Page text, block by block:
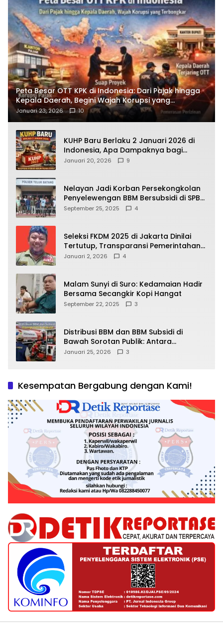
Peta Besar OTT KPK di Indonesia: Dari Pajak hingga
Kepala Daerah, Begini Wajah Korupsi yang
Terbongkar
Januari 23, 2026 10
KUHP Baru Berlaku 2 Januari 2026 di
Indonesia, Apa Dampaknya bagi
Kehidupan Warga? Ini Aturan Kunci
Januari 20, 2026 9
Nelayan Jadi Korban Persekongkolan
Penyelewengan BBM Bersubsidi di SPBU
64.78809 Teluk Batang
September 25, 2025 4
Seleksi FKDM 2025 di Jakarta Dinilai
Tertutup, Transparansi Pemerintahan
Pramono–Rano Dipertanyakan
Januari 2, 2026 4
Malam Sunyi di Suro: Kedamaian Hadir
Bersama Secangkir Kopi Hangat
September 22, 2025 3
Distribusi BBM dan BBM Subsidi di
Bawah Sorotan Publik: Antara
Kepentingan Negara, Hak Konsumen,
Januari 25, 2026 3
Kesempatan Bergabung dengan Kami!